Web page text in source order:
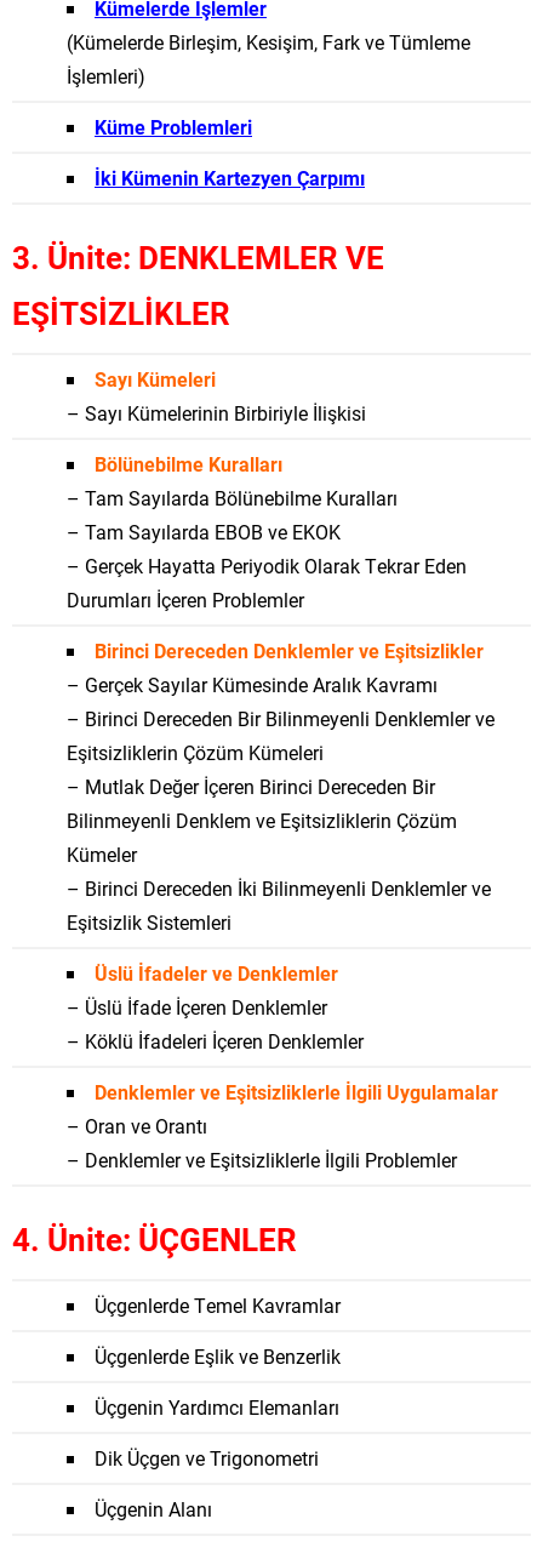
Kümelerde İşlemler
(Kümelerde Birleşim, Kesişim, Fark ve Tümleme
İşlemleri)
Küme Problemleri
İki Kümenin Kartezyen Çarpımı
3. Ünite: DENKLEMLER VE
EŞİTSİZLİKLER
Sayı Kümeleri
– Sayı Kümelerinin Birbiriyle İlişkisi
Bölünebilme Kuralları
– Tam Sayılarda Bölünebilme Kuralları
– Tam Sayılarda EBOB ve EKOK
– Gerçek Hayatta Periyodik Olarak Tekrar Eden
Durumları İçeren Problemler
Birinci Dereceden Denklemler ve Eşitsizlikler
– Gerçek Sayılar Kümesinde Aralık Kavramı
– Birinci Dereceden Bir Bilinmeyenli Denklemler ve
Eşitsizliklerin Çözüm Kümeleri
– Mutlak Değer İçeren Birinci Dereceden Bir
Bilinmeyenli Denklem ve Eşitsizliklerin Çözüm
Kümeler
– Birinci Dereceden İki Bilinmeyenli Denklemler ve
Eşitsizlik Sistemleri
Üslü İfadeler ve Denklemler
– Üslü İfade İçeren Denklemler
– Köklü İfadeleri İçeren Denklemler
Denklemler ve Eşitsizliklerle İlgili Uygulamalar
– Oran ve Orantı
– Denklemler ve Eşitsizliklerle İlgili Problemler
4. Ünite: ÜÇGENLER
Üçgenlerde Temel Kavramlar
Üçgenlerde Eşlik ve Benzerlik
Üçgenin Yardımcı Elemanları
Dik Üçgen ve Trigonometri
Üçgenin Alanı